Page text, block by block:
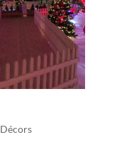
Décors